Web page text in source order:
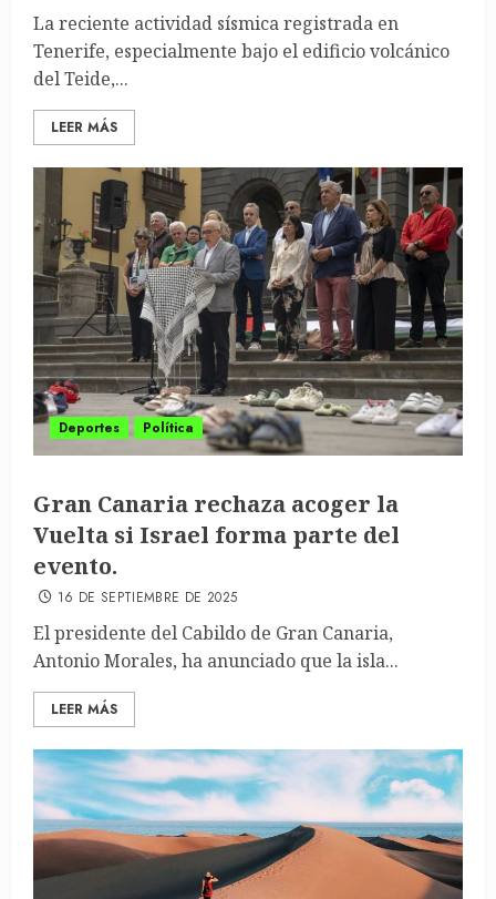
La reciente actividad sísmica registrada en
Tenerife, especialmente bajo el edificio volcánico
del Teide,...
LEER MÁS
Deportes Política
Gran Canaria rechaza acoger la
Vuelta si Israel forma parte del
evento.
16 DE SEPTIEMBRE DE 2025
El presidente del Cabildo de Gran Canaria,
Antonio Morales, ha anunciado que la isla...
LEER MÁS